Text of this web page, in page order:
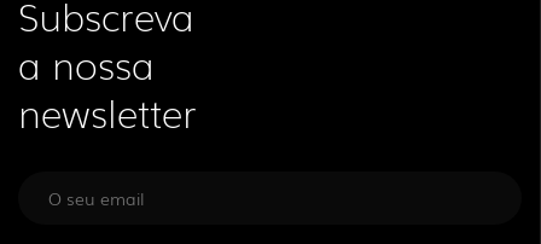
Subscreva
a nossa
newsletter